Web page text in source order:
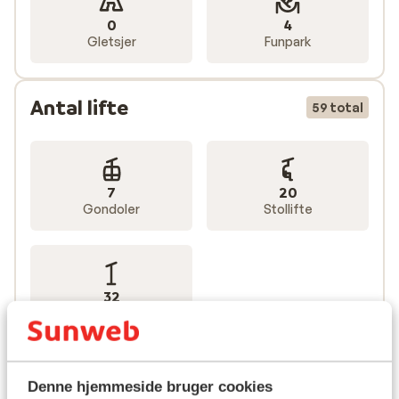
Denne hjemmeside bruger cookies
0
Gletsjer
4
Funpark
Antal lifte 59 total
7
Gondoler
20
Stollifte
32